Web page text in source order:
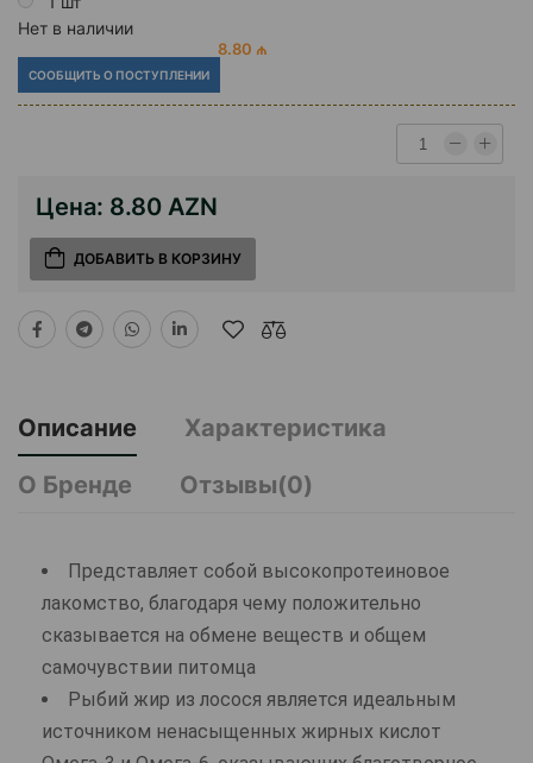
Нет в наличии
8.80 ₼
СООБЩИТЬ О ПОСТУПЛЕНИИ
Цена: 8.80 AZN
ДОБАВИТЬ В КОРЗИНУ
Описание
Характеристика
О Бренде
Отзывы(0)
Представляет собой высокопротеиновое
лакомство, благодаря чему положительно
сказывается на обмене веществ и общем
самочувствии питомца
Рыбий жир из лосося является идеальным
источником ненасыщенных жирных кислот